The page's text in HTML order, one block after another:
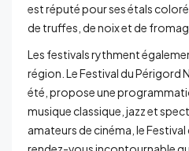
est réputé pour ses étals
de truffes, de noix et de
Les festivals rythment
région. Le Festival du Périgord
été, propose une
musique classique, jazz et
amateurs de cinéma, le Festival